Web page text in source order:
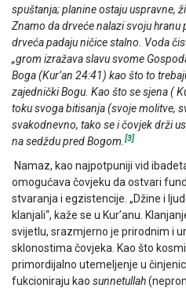
spuštanja; planine ostaju uspravne,
Znamo da drveće nalazi svoju hranu
drveća padaju ničice stalno. Voda
„grom izražava slavu svome
Boga (Kur’an 24:41) kao što to
zajednički Bogu. Kao što se sjena (
toku svoga bitisanja (svoje molitve,
svakodnevno, tako se i čovjek drži
na sedždu pred Bogom. [3]
Namaz, kao najpotpuniji vid
omogućava čovjeku da ostvari
stvaranja i egzistencije. „Džine i
klanjali“, kaže se u Kur’anu.
svijetlu, srazmjerno je prirodnim i
sklonostima čovjeka. Kao što
primordijalno utemeljenje u
fukcioniraju kao sunnetullah